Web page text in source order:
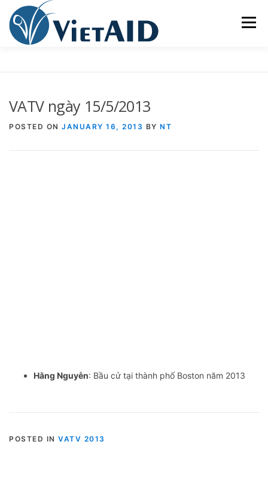
content
Menu
TRUNG TÂM CỘNG ĐỒNG SINH HOẠT
VATV ngày 15/5/2013
POSTED ON JANUARY 16, 2013 BY NT
Hằng Nguyễn: Bầu cử tại thành phố Boston năm 2013
POSTED IN VATV 2013